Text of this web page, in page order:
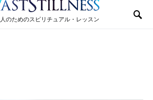
のためのスピリチュアル・レッスン